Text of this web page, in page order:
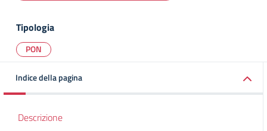
Tipologia
PON
Indice della pagina
Descrizione